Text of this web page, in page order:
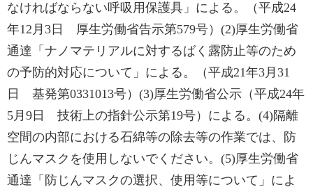
なければならない呼吸用保護具」による。（平成24
年12月3日 厚生労働省告示第579号）(2)厚生労働省
通達「ナノマテリアルに対するばく露防止等のため
の予防的対応について」による。（平成21年3月31
日 基発第0331013号）(3)厚生労働省公示（平成24年
5月9日 技術上の指針公示第19号）による。(4)隔離
空間の内部における石綿等の除去等の作業では、防
じんマスクを使用しないでください。(5)厚生労働省
通達「防じんマスクの選択、使用等について」によ